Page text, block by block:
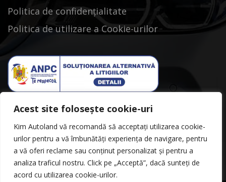
Acest site folosește cookie-uri
Kim Autoland vă recomandă să acceptați utilizarea cookie-
urilor pentru a vă îmbunătăți experiența de navigare, pentru
a vă oferi reclame sau conținut personalizat și pentru a
analiza traficul nostru. Click pe „Acceptă”, dacă sunteți de
acord cu utilizarea cookie-urilor.
Politica de confidențialitate
Politica de utilizare a Cookie-urilor